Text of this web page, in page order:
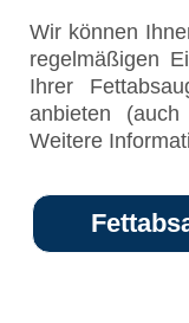
Wir können
regelmäßigen
Ihrer
anbieten (auch
Weitere